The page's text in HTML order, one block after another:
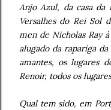
Anjo Azul, da casa
Versalhes do Rei Sol
men de Nicholas Ray
alugado da rapariga
amantes, os lugares
Renoir, todos os
Qual tem sido, em